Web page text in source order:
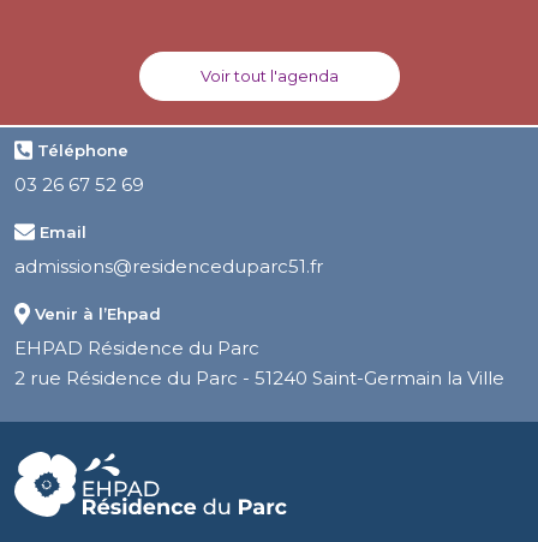
Voir tout l'agenda
Téléphone
03 26 67 52 69
Email
admissions@residenceduparc51.fr
Venir à l’Ehpad
EHPAD Résidence du Parc
2 rue Résidence du Parc - 51240 Saint-Germain la Ville